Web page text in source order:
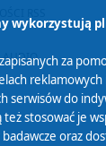
AUDIO
wykorzystują
za
reklamowych
serwisów do
stosować je
oraz